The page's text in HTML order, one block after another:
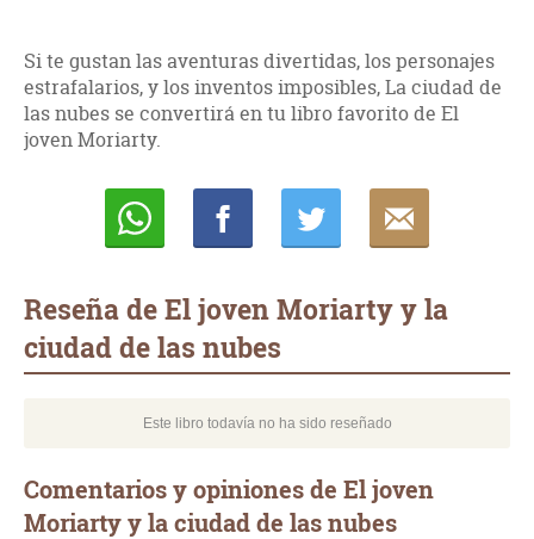
Si te gustan las aventuras divertidas, los personajes
estrafalarios, y los inventos imposibles, La ciudad de
las nubes se convertirá en tu libro favorito de El
joven Moriarty.
Reseña de El joven Moriarty y la
ciudad de las nubes
Este libro todavía no ha sido reseñado
Comentarios y opiniones de El joven
Moriarty y la ciudad de las nubes